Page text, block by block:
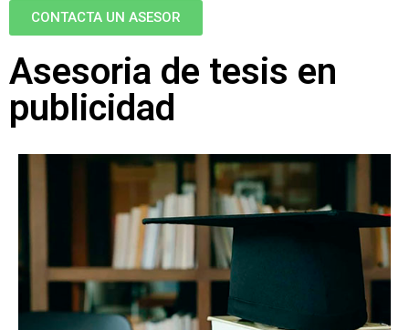
CONTACTA UN ASESOR
Asesoria de tesis en
publicidad